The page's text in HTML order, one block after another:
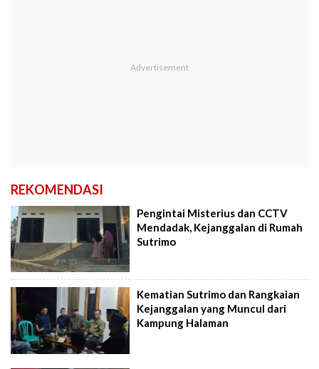
REKOMENDASI
Pengintai Misterius dan CCTV
Mendadak, Kejanggalan di Rumah
Sutrimo
Kematian Sutrimo dan Rangkaian
Kejanggalan yang Muncul dari
Kampung Halaman